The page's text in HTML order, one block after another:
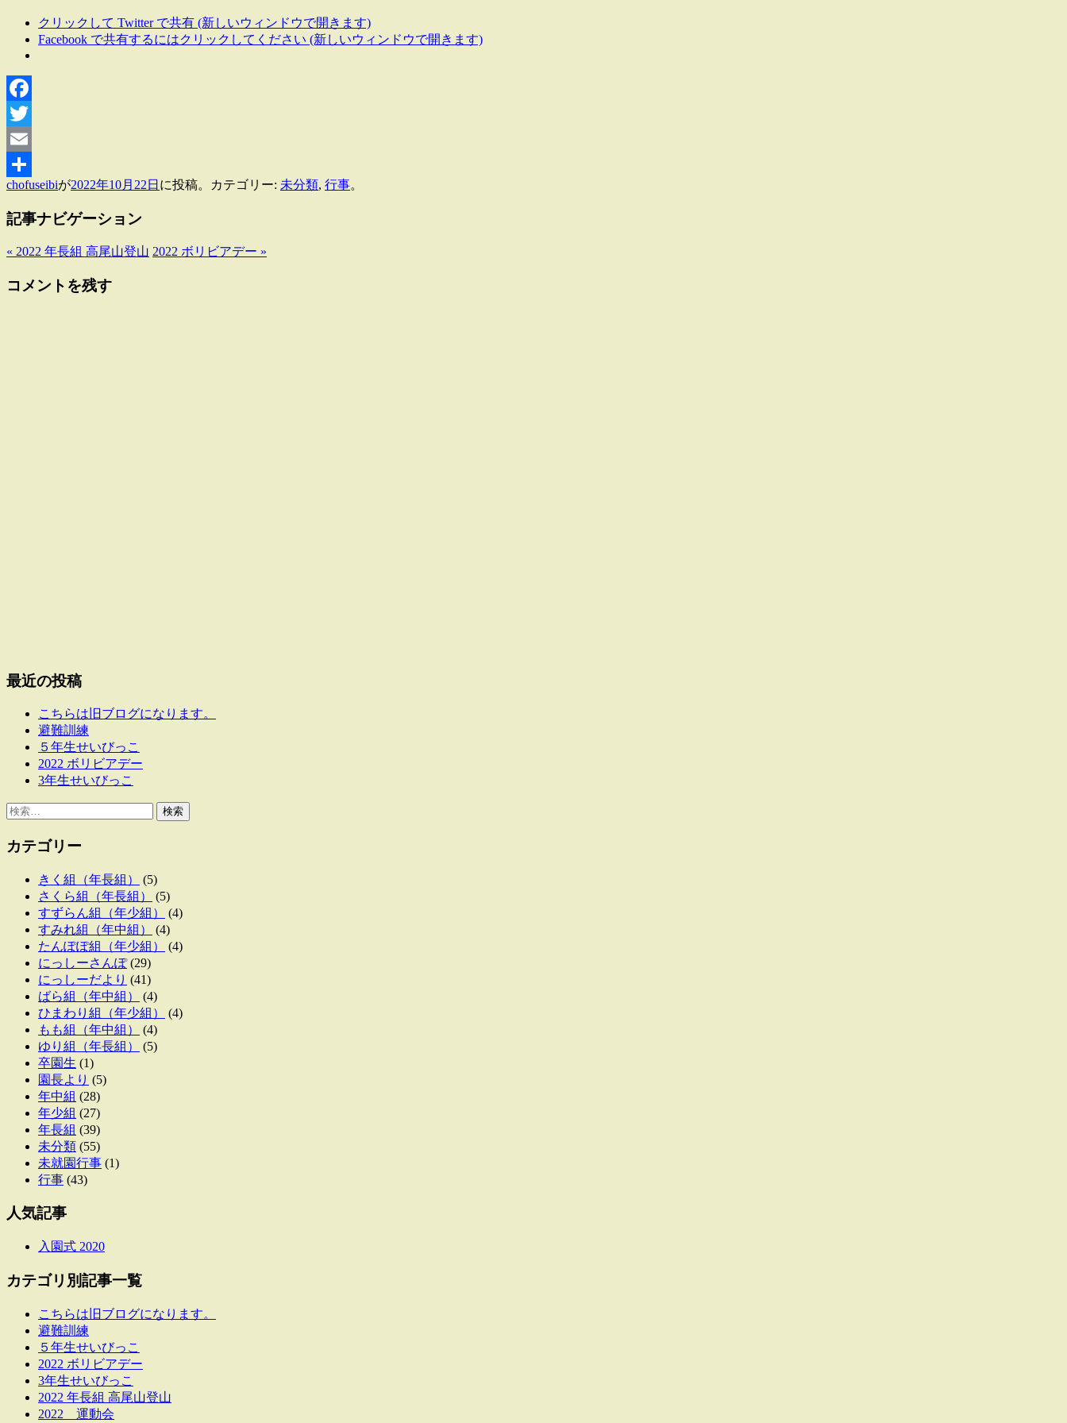
クリックして Twitter で共有 (新しいウィンドウで開きます)
Facebook で共有するにはクリックしてください (新しいウィンドウで開きます)
Facebook
Twitter
Email
共
有
chofuseibiが2022年10月22日 に投稿。カテゴリー: 未分類, 行事。
記事ナビゲーション
« 2022 年長組 高尾山登山 2022 ボリビアデー »
コメントを残す
最近の投稿
こちらは旧ブログになります。
避難訓練
５年生せいびっこ
2022 ボリビアデー
3年生せいびっこ
検
カテゴリー
きく組（年長組）
(5)
さくら組（年長組）
(5)
すずらん組（年少組）
(4)
すみれ組（年中組）
(4)
たんぽぽ組（年少組）
(4)
にっしーさんぽ(29)
にっしーだより (41)
ばら組（年中組）
(4)
ひまわり組（年少組）
(4)
もも組（年中組）
(4)
ゆり組（年長組）
(5)
卒園生 (1)
園長より (5)
年中組 (28)
年少組 (27)
年長組 (39)
未分類 (55)
未就園行事 (1)
行事 (43)
人気記事
入園式 2020
カテゴリ別記事一覧
こちらは旧ブログになります。
避難訓練
５年生せいびっこ
2022 ボリビアデー
3年生せいびっこ
2022 年長組 高尾山登山
2022 運動会